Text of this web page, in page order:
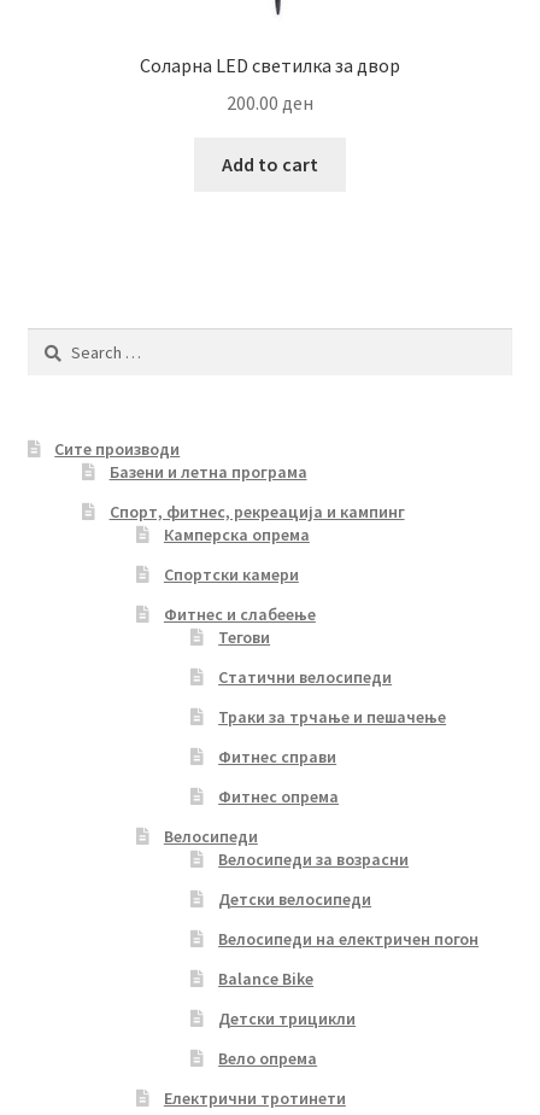
Соларна LED светилка за двор
200.00 ден
Add to cart
Search
Сите производи
Базени и летна програма
Спорт, фитнес, рекреација и кампинг
Камперска опрема
Спортски камери
Фитнес и слабеење
Тегови
Статични велосипеди
Траки за трчање и пешачење
Фитнес справи
Фитнес опрема
Велосипеди
Велосипеди за возрасни
Детски велосипеди
Велосипеди на електричен погон
Balance Bike
Детски трицикли
Вело опрема
Електрични тротинети